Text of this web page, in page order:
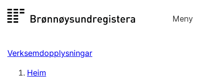
til
Meny
Registersøk
Aksjeselskap
Verksemdopplysningar
Heim